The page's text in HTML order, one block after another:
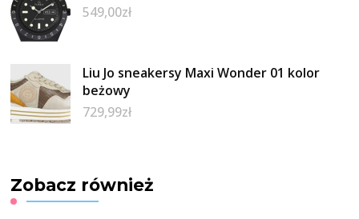
549,00zł
Liu Jo sneakersy Maxi Wonder 01 kolor
beżowy
729,99zł
Zobacz również